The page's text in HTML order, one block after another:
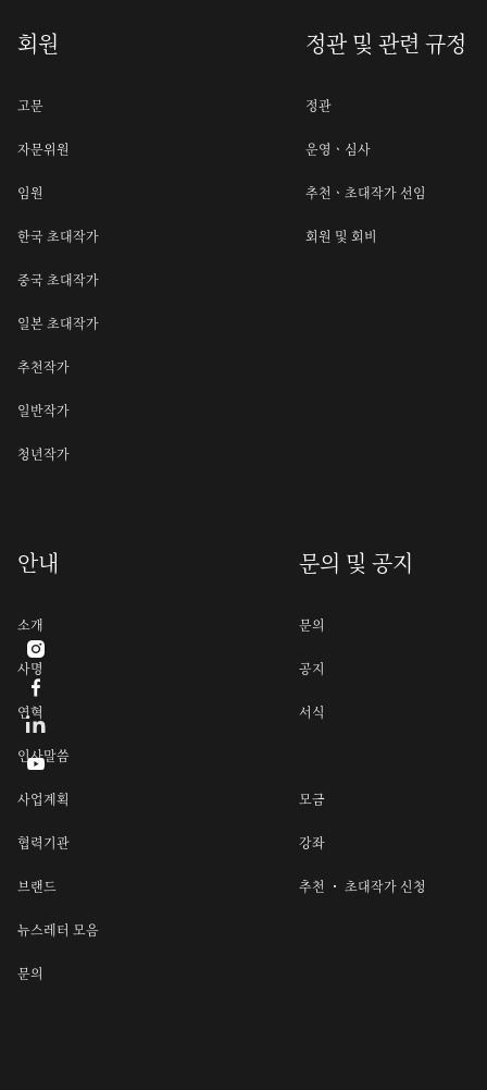
회원
고문
자문위원
임원
한국 초대작가
중국 초대작가
일본 초대작가
추천작가
일반작가
청년작가
정관 및 관련 규정
정관
운영ㆍ심사
추천ㆍ초대작가 선임
회원 및 회비
안내
소개
사명
연혁
인사말씀
사업계획
협력기관
브랜드
뉴스레터 모음
문의
문의 및 공지
문의
공지
서식
모금
강좌
추천 ・ 초대작가 신청


